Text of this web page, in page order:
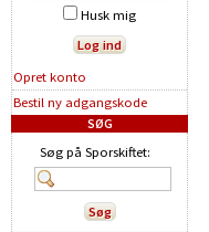
Husk mig
Opret konto
Bestil ny adgangskode
SØG
Søg på Sporskiftet: